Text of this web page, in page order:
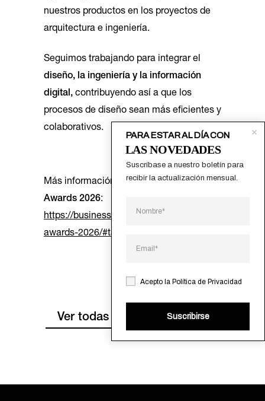
nuestros productos en los proyectos de
arquitectura e ingeniería.
Seguimos trabajando para integrar el
diseño, la ingeniería y la información
digital, contribuyendo así a que los
procesos de diseño sean más eficientes y
colaborativos.
Más información sobre losBIMobject
Awards 2026:
https://business.bimobject.com/bimobject-
awards-2026/#tab–innovation
Ver todas las publicaciones
Acepto la Política de Privacidad
Suscribirse
PARA ESTAR AL DÍA CON
Suscríbase a nuestro boletín para
recibir la actualización mensual.
LAS NOVEDADES